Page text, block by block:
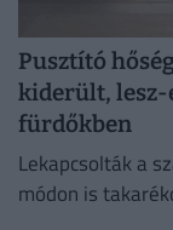
Pusztító
kiderült, lesz-
fürdőkben
Lekapcsolták a
módon is